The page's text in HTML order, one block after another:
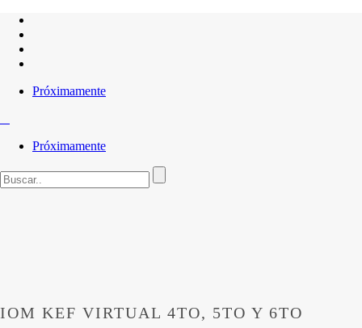
Próximamente
Próximamente
IOM KEF VIRTUAL 4TO, 5TO Y 6TO